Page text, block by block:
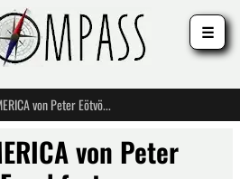
ANGELS IN AMERICA von Peter Eötvös - Oper Frankfurt
von Peter
☰